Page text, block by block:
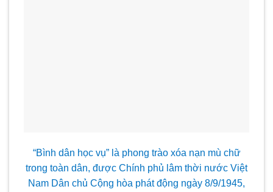
“Bình dân học vụ” là phong trào xóa nạn mù chữ
trong toàn dân, được Chính phủ lâm thời nước Việt
Nam Dân chủ Cộng hòa phát động ngày 8/9/1945,